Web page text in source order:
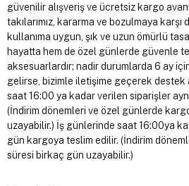
güvenilir alışveriş ve ücretsiz kargo
takılarımız, kararma ve bozulmaya karşı
kullanıma uygun, şık ve uzun ömürlü
hayatta hem de özel günlerde güvenle
aksesuarlardır; nadir durumlarda 6 ay
gelirse, bizimle iletişime geçerek destek
saat 16:00 ya kadar verilen siparişler
(İndirim dönemleri ve özel günlerde
uzayabilir.) İş günlerinde saat 16:00ya
gün kargoya teslim edilir. (İndirim
süresi birkaç gün uzayabilir.)